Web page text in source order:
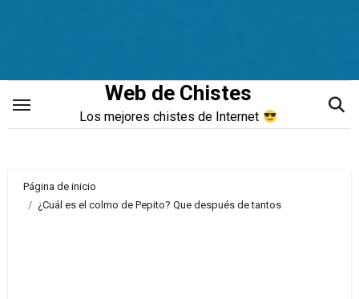
Web de Chistes
Los mejores chistes de Internet
Página de inicio
¿Cuál es el colmo de Pepito? Que después de tantos